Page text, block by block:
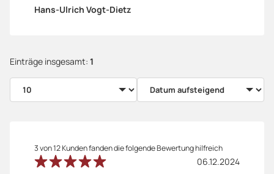
Hans-Ulrich Vogt-Dietz
Einträge insgesamt: 1
3 von 12 Kunden fanden die folgende Bewertung hilfreich
06.12.2024